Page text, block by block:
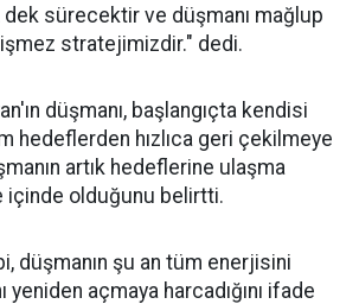
sürecektir ve düşmanı mağlup
stratejimizdir." dedi.
düşmanı, başlangıçta kendisi
hedeflerden hızlıca geri çekilmeye
artık hedeflerine ulaşma
içinde olduğunu belirtti.
düşmanın şu an tüm enerjisini
yeniden açmaya harcadığını ifade